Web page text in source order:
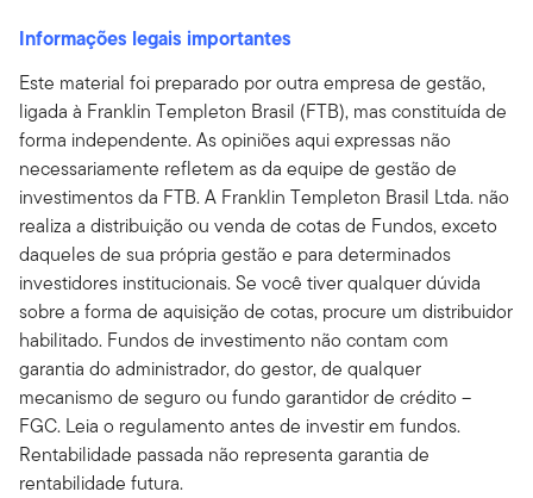
Informações legais importantes
Este material foi preparado por outra empresa de gestão,
ligada à Franklin Templeton Brasil (FTB), mas constituída de
forma independente. As opiniões aqui expressas não
necessariamente refletem as da equipe de gestão de
investimentos da FTB. A Franklin Templeton Brasil Ltda. não
realiza a distribuição ou venda de cotas de Fundos, exceto
daqueles de sua própria gestão e para determinados
investidores institucionais. Se você tiver qualquer dúvida
sobre a forma de aquisição de cotas, procure um distribuidor
habilitado. Fundos de investimento não contam com
garantia do administrador, do gestor, de qualquer
mecanismo de seguro ou fundo garantidor de crédito –
FGC. Leia o regulamento antes de investir em fundos.
Rentabilidade passada não representa garantia de
rentabilidade futura.